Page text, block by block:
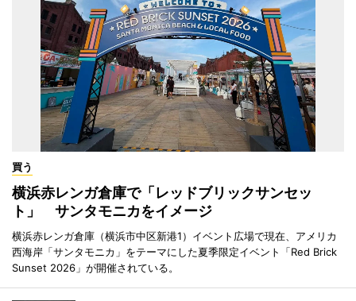
買う
横浜赤レンガ倉庫で「レッドブリックサンセッ
ト」 サンタモニカをイメージ
横浜赤レンガ倉庫（横浜市中区新港1）イベント広場で現在、アメリカ
西海岸「サンタモニカ」をテーマにした夏季限定イベント「Red Brick
Sunset 2026」が開催されている。